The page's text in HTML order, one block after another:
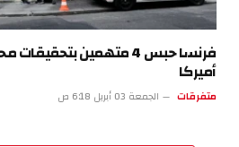
فرنسا حبس 4 متهمين
أميركا
متفرقات الجمعة 03 أبريل 6:18 ص